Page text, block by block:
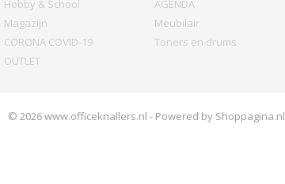
Hobby & School
Magazijn
CORONA COVID-19
OUTLET
AGENDA
Meubilair
Toners en drums
© 2026 www.officeknallers.nl - Powered by Shoppagina.nl